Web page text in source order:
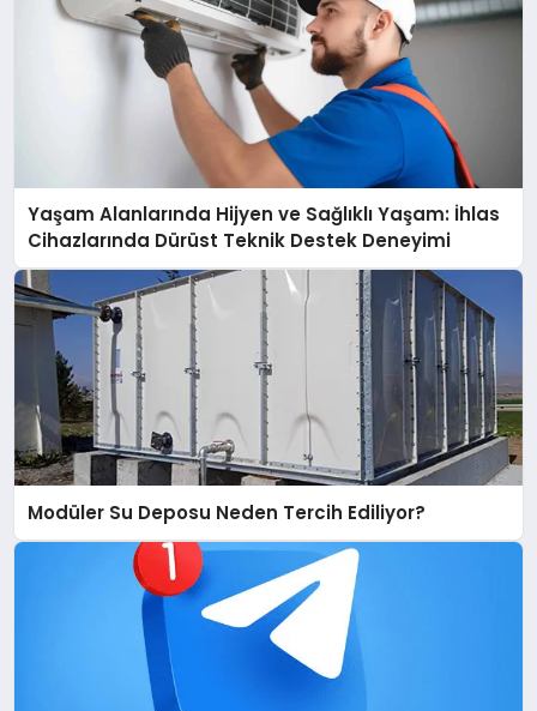
Yaşam Alanlarında Hijyen ve Sağlıklı Yaşam: İhlas
Cihazlarında Dürüst Teknik Destek Deneyimi
Modüler Su Deposu Neden Tercih Ediliyor?